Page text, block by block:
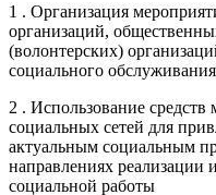
1 . Организация
организаций,
(волонтерских)
социального
2 . Использование
социальных сетей для
актуальным социальным
направлениях реализации
социальной работы